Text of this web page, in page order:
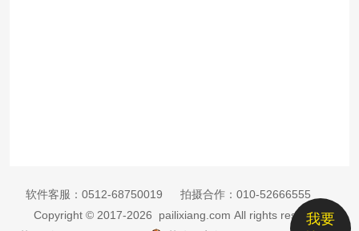
我要
软件客服： 0512-68750019 拍摄合作： 010-52666555
Copyright © 2017-2026 pailixiang.com All rights reserved